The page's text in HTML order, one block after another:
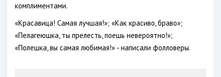
комплиментами.
«Красавица! Самая лучшая!»; «Как красиво, браво»;
«Пелагеюшка, ты прелесть, поешь невероятно!»;
«Полешка, вы самая любимая!» - написали фолловеры.